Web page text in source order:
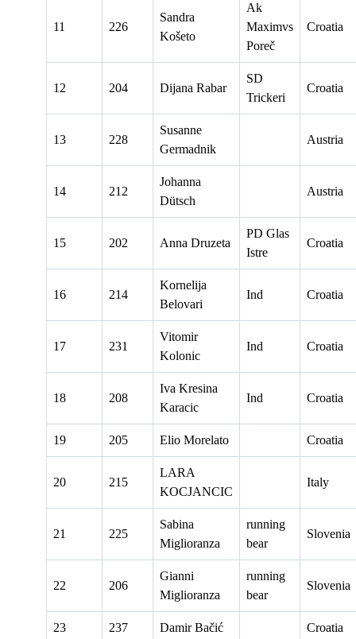
11 226
Sandra
Košeto
Ak
Maximvs
Poreč
Croatia
12 204 Dijana Rabar
SD
Trickeri
Croatia
13 228
Susanne
Germadnik
Austria
14 212
Johanna
Dütsch
Austria
15 202 Anna Druzeta
PD Glas
Istre
Croatia
16 214
Kornelija
Belovari
Ind Croatia
17 231
Vitomir
Kolonic
Ind Croatia
18 208
Iva Kresina
Karacic
Ind Croatia
19 205 Elio Morelato Croatia
20 215
LARA
KOCJANCIC
Italy
21 225
Sabina
Miglioranza
running
bear
Slovenia
22 206
Gianni
Miglioranza
running
bear
Slovenia
23 237 Damir Bačić Croatia